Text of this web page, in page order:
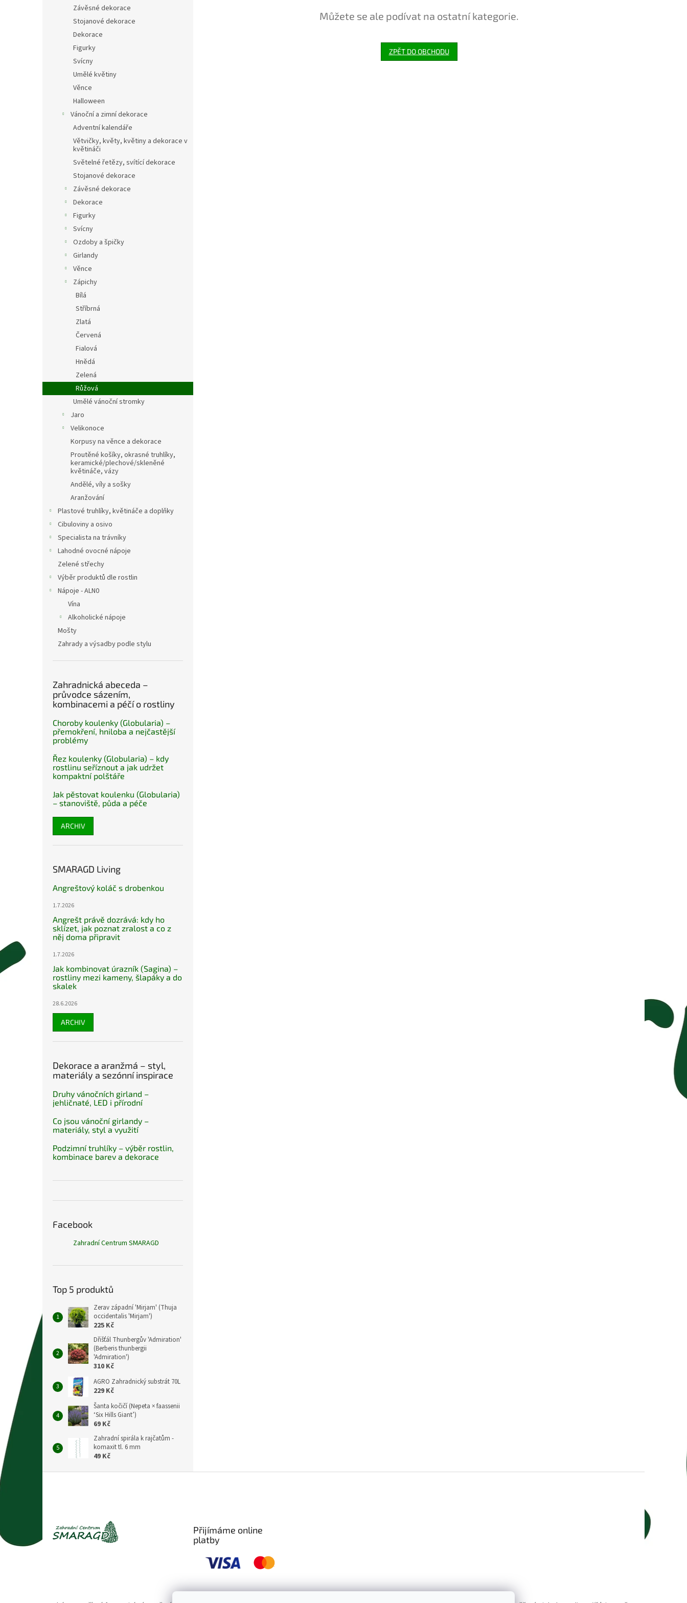
Závěsné dekorace
Stojanové dekorace
Dekorace
Figurky
Svícny
Umělé květiny
Věnce
Halloween
Vánoční a zimní dekorace
Adventní kalendáře
Větvičky, květy, květiny a dekorace v
květináči
Světelné řetězy, svítící dekorace
Stojanové dekorace
Závěsné dekorace
Dekorace
Figurky
Svícny
Ozdoby a špičky
Girlandy
Věnce
Zápichy
Bílá
Stříbrná
Zlatá
Červená
Fialová
Hnědá
Zelená
Růžová
Umělé vánoční stromky
Jaro
Velikonoce
Korpusy na věnce a dekorace
Proutěné košíky, okrasné truhlíky,
keramické/plechové/skleněné
květináče, vázy
Andělé, víly a sošky
Aranžování
Plastové truhlíky, květináče a doplňky
Cibuloviny a osivo
Specialista na trávníky
Lahodné ovocné nápoje
Zelené střechy
Výběr produktů dle rostlin
Nápoje - ALN0
Vína
Alkoholické nápoje
Mošty
Zahrady a výsadby podle stylu
Zahradnická abeceda –
průvodce sázením,
kombinacemi a péčí o rostliny
Choroby koulenky (Globularia) –
přemokření, hniloba a nejčastější
problémy
Řez koulenky (Globularia) – kdy
rostlinu seříznout a jak udržet
kompaktní polštáře
Jak pěstovat koulenku (Globularia)
– stanoviště, půda a péče
ARCHIV
SMARAGD Living
Angreštový koláč s drobenkou
1.7.2026
Angrešt právě dozrává: kdy ho
sklízet, jak poznat zralost a co z
něj doma připravit
1.7.2026
Jak kombinovat úrazník (Sagina) –
rostliny mezi kameny, šlapáky a do
skalek
28.6.2026
ARCHIV
Dekorace a aranžmá – styl,
materiály a sezónní inspirace
Druhy vánočních girland –
jehličnaté, LED i přírodní
Co jsou vánoční girlandy –
materiály, styl a využití
Podzimní truhlíky – výběr rostlin,
kombinace barev a dekorace
Facebook
Zahradní Centrum SMARAGD
Top 5 produktů
Zerav západní 'Mirjam' (Thuja
occidentalis 'Mirjam')
225 Kč
Dřišťál Thunbergův 'Admiration'
(Berberis thunbergii
'Admiration')
310 Kč
AGRO Zahradnický substrát 70L
229 Kč
Šanta kočičí (Nepeta × faassenii
‘Six Hills Giant’)
69 Kč
Zahradní spirála k rajčatům -
komaxit tl. 6 mm
49 Kč
Můžete se ale podívat na ostatní kategorie.
ZPĚT DO OBCHODU
Z
á
í
Přijímáme online
platby